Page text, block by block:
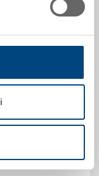
blu luce RAL
534x357x262